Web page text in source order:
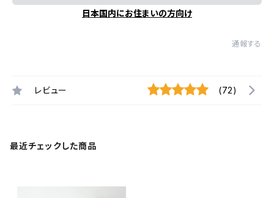
日本国内にお住まいの方向け
通報する
レビュー (72)
最近チェックした商品